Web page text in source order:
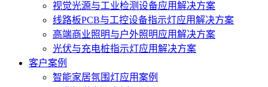
视觉光源与工业检测设备应用解决方案
线路板PCB与工控设备指示灯应用解决方案
高端商业照明与户外照明应用解决方案
光伏与充电桩指示灯应用解决方案
客户案例
智能家居氛围灯应用案例